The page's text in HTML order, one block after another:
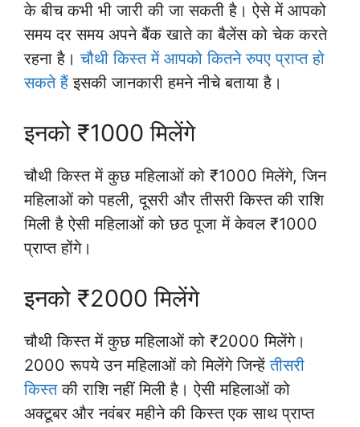
के बीच कभी भी जारी की जा सकती है। ऐसे में आपको
समय दर समय अपने बैंक खाते का बैलेंस को चेक करते
रहना है।चौथी किस्त में आपको कितने रुपए प्राप्त हो
सकते हैं इसकी जानकारी हमने नीचे बताया है।
इनको ₹1000 मिलेंगे
चौथी किस्त में कुछ महिलाओं को ₹1000 मिलेंगे, जिन
महिलाओं को पहली, दूसरी और तीसरी किस्त की राशि
मिली है ऐसी महिलाओं को छठ पूजा में केवल ₹1000
प्राप्त होंगे।
इनको ₹2000 मिलेंगे
चौथी किस्त में कुछ महिलाओं को ₹2000 मिलेंगे।
2000 रूपये उन महिलाओं को मिलेंगे जिन्हेंतीसरी
किस्तकी राशि नहीं मिली है। ऐसी महिलाओं को
अक्टूबर और नवंबर महीने की किस्त एक साथ प्राप्त